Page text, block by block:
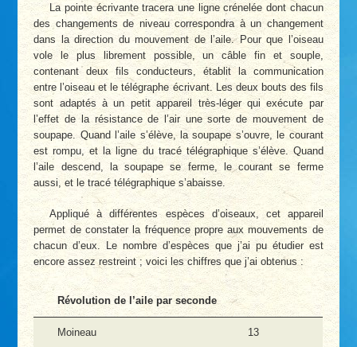
La pointe écrivante tracera une ligne crénelée dont chacun
des changements de niveau correspondra à un changement
dans la direction du mouvement de l’aile. Pour que l’oiseau
vole le plus librement possible, un câble fin et souple,
contenant deux fils conducteurs, établit la communication
entre l’oiseau et le télégraphe écrivant. Les deux bouts des fils
sont adaptés à un petit appareil très-léger qui exécute par
l’effet de la résistance de l’air une sorte de mouvement de
soupape. Quand l’aile s’élève, la soupape s’ouvre, le courant
est rompu, et la ligne du tracé télégraphique s’élève. Quand
l’aile descend, la soupape se ferme, le courant se ferme
aussi, et le tracé télégraphique s’abaisse.
Appliqué à différentes espèces d’oiseaux, cet appareil
permet de constater la fréquence propre aux mouvements de
chacun d’eux. Le nombre d’espèces que j’ai pu étudier est
encore assez restreint ; voici les chiffres que j’ai obtenus :
Révolution de l’aile par seconde
Moineau 13